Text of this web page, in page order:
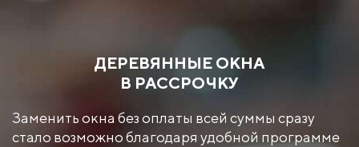
ДЕРЕВЯННЫЕ ОКНА
В РАССРОЧКУ
Заменить окна без оплаты всей суммы сразу
стало возможно благодаря удобной программе